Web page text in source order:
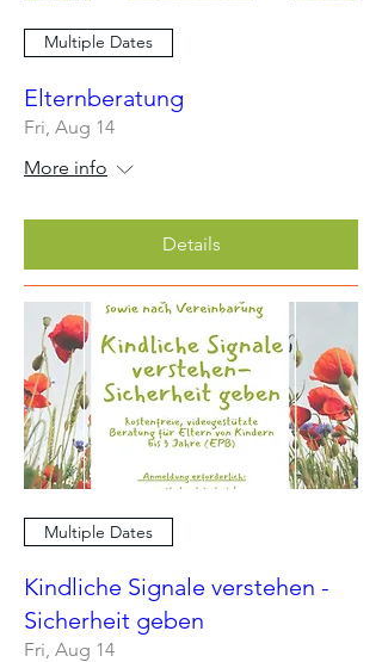
Multiple Dates
Elternberatung
Fri, Aug 14
More info
Details
Multiple Dates
Kindliche Signale verstehen -
Sicherheit geben
Fri, Aug 14